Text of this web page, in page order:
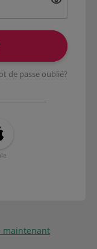
de passe oublié?
maintenant